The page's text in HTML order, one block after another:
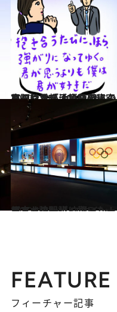
2020.1.25
ハマりすぎ注意!? 他人の日記や手帳 400冊の秘密を覗ける「手帳類図書室」
旅＆お出かけ
2020.1.21
日本オリンピックミュージアム訪問記 ウサイン・ボルトの一歩に驚いた！
旅＆お出かけ
FEATURE
フィーチャー記事